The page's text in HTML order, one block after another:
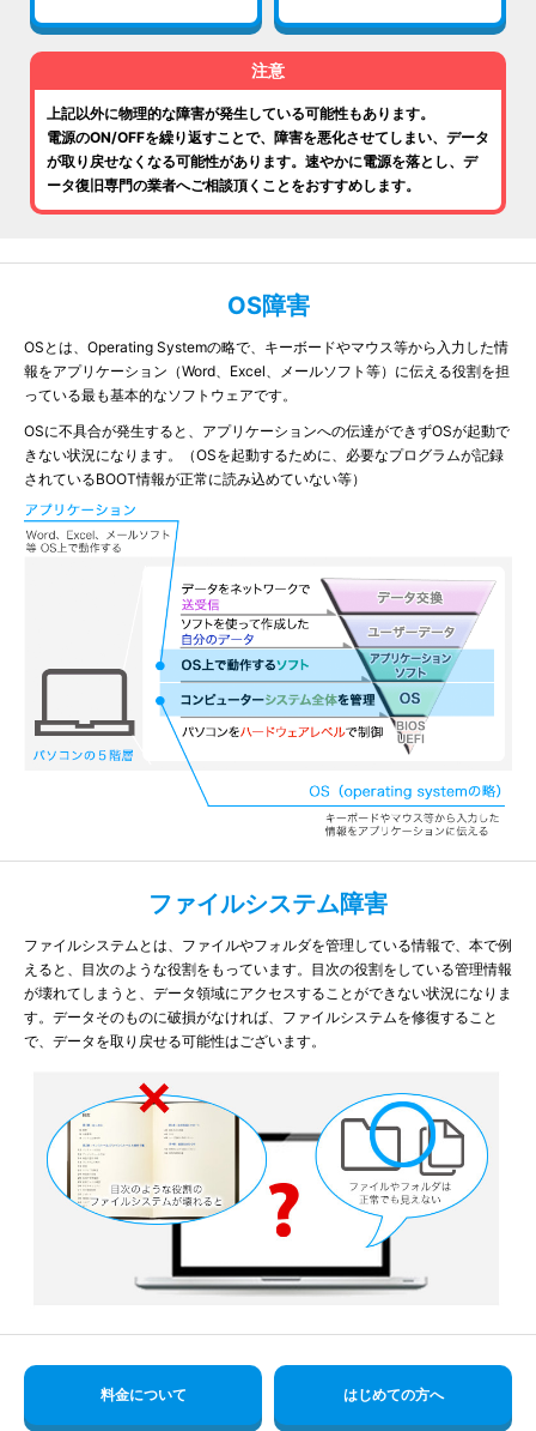
注意
上記以外に物理的な障害が発生している可能性もあります。
電源のON/OFFを繰り返すことで、障害を悪化させてしまい、データ
が取り戻せなくなる可能性があります。速やかに電源を落とし、デ
ータ復旧専門の業者へご相談頂くことをおすすめします。
OS障害
OSとは、Operating Systemの略で、キーボードやマウス等から入力した情
報をアプリケーション（Word、Excel、メールソフト等）に伝える役割を担
っている最も基本的なソフトウェアです。
OSに不具合が発生すると、アプリケーションへの伝達ができずOSが起動で
きない状況になります。（OSを起動するために、必要なプログラムが記録
されているBOOT情報が正常に読み込めていない等）
ファイルシステム障害
ファイルシステムとは、ファイルやフォルダを管理している情報で、本で例
えると、目次のような役割をもっています。目次の役割をしている管理情報
が壊れてしまうと、データ領域にアクセスすることができない状況になりま
す。データそのものに破損がなければ、ファイルシステムを修復すること
で、データを取り戻せる可能性はございます。
料金について はじめての方へ